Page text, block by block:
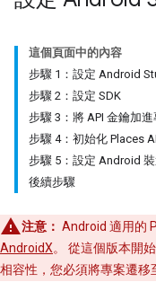
這個頁面中的內容
步驟 1：設定 Android
步驟 2：設定 SDK
步驟 3：將 API 金鑰加進
步驟 4：初始化 Places
步驟 5：設定 Android
後續步驟
注意： Android 適用的
AndroidX。 從這個版本開
相容性，您必須將專案遷移